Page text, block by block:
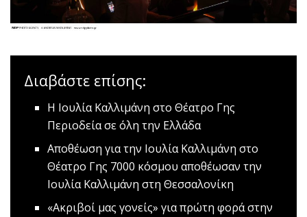
Διαβάστε επίσης:
Η Ιουλία Καλλιμάνη στο Θέατρο Γης
Περιοδεία σε όλη την Ελλάδα
Αποθέωση για την Ιουλία Καλλιμάνη στο
Θέατρο Γης 7000 κόσμου αποθέωσαν την
Ιουλία Καλλιμάνη στη Θεσσαλονίκη
«Ακριβοί μας γονείς» για πρώτη φορά στην